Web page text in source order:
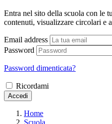
Entra nel sito della scuola con le
contenuti, visualizzare circolari e
Email address
Password
Password dimenticata?
Ricordami
Accedi
Home
Scuola